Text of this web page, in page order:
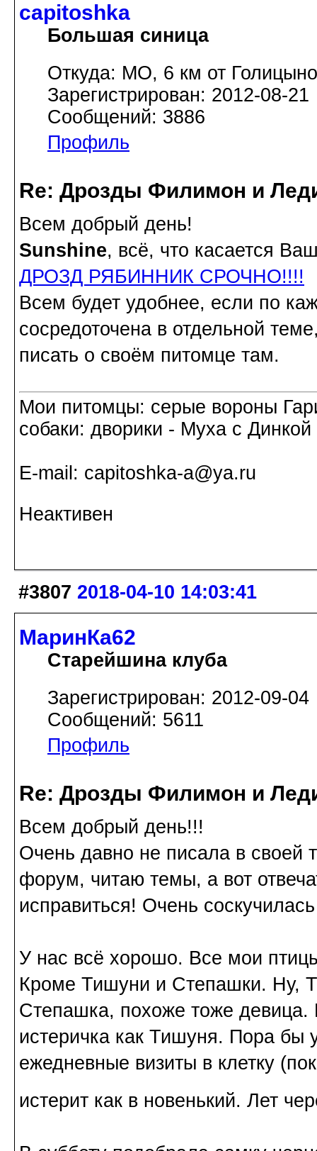
capitoshka
Большая синица
Откуда: МО, 6 км от Голицыно
Зарегистрирован: 2012-08-21
Сообщений: 3886
Профиль
Re: Дрозды Филимон и
Всем добрый день!
Sunshine, всё, что касается
ДРОЗД РЯБИННИК СРОЧНО!!!!
Всем будет удобнее, если по
сосредоточена в отдельной
писать о своём питомце там.
Мои питомцы: серые вороны
собаки: дворики - Муха с Динкой
Е-mail: capitoshka-a@ya.ru
Неактивен
#3807 2018-04-10 14:03:41
МаринКа62
Старейшина клуба
Зарегистрирован: 2012-09-04
Сообщений: 5611
Профиль
Re: Дрозды Филимон и
Всем добрый день!!!
Очень давно не писала в
форум, читаю темы, а вот
исправиться! Очень
У нас всё хорошо. Все мои
Кроме Тишуни и Степашки. Ну,
Степашка, похоже тоже девица.
истеричка как Тишуня. Пора бы
ежедневные визиты в клетку
истерит как в новенький. Лет